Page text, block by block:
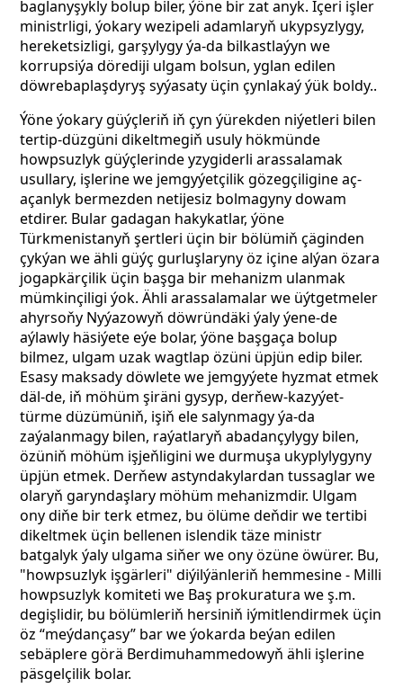
baglanyşykly bolup biler, ýöne bir zat anyk. Içeri işler
ministrligi, ýokary wezipeli adamlaryň ukypsyzlygy,
hereketsizligi, garşylygy ýa-da bilkastlaýyn we
korrupsiýa dörediji ulgam bolsun, yglan edilen
döwrebaplaşdyryş syýasaty üçin çynlakaý ýük boldy..
Ýöne ýokary güýçleriň iň çyn ýürekden niýetleri bilen
tertip-düzgüni dikeltmegiň usuly hökmünde
howpsuzlyk güýçlerinde yzygiderli arassalamak
usullary, işlerine we jemgyýetçilik gözegçiligine aç-
açanlyk bermezden netijesiz bolmagyny dowam
etdirer. Bular gadagan hakykatlar, ýöne
Türkmenistanyň şertleri üçin bir bölümiň çäginden
çykýan we ähli güýç gurluşlaryny öz içine alýan özara
jogapkärçilik üçin başga bir mehanizm ulanmak
mümkinçiligi ýok. Ähli arassalamalar we üýtgetmeler
ahyrsoňy Nyýazowyň döwründäki ýaly ýene-de
aýlawly häsiýete eýe bolar, ýöne başgaça bolup
bilmez, ulgam uzak wagtlap özüni üpjün edip biler.
Esasy maksady döwlete we jemgyýete hyzmat etmek
däl-de, iň möhüm şiräni gysyp, derňew-kazyýet-
türme düzümüniň, işiň ele salynmagy ýa-da
zaýalanmagy bilen, raýatlaryň abadançylygy bilen,
özüniň möhüm işjeňligini we durmuşa ukyplylygyny
üpjün etmek. Derňew astyndakylardan tussaglar we
olaryň garyndaşlary möhüm mehanizmdir. Ulgam
ony diňe bir terk etmez, bu ölüme deňdir we tertibi
dikeltmek üçin bellenen islendik täze ministr
batgalyk ýaly ulgama siňer we ony özüne öwürer. Bu,
"howpsuzlyk işgärleri" diýilýänleriň hemmesine - Milli
howpsuzlyk komiteti we Baş prokuratura we ş.m.
degişlidir, bu bölümleriň hersiniň iýmitlendirmek üçin
öz “meýdançasy” bar we ýokarda beýan edilen
sebäplere görä Berdimuhammedowyň ähli işlerine
päsgelçilik bolar.